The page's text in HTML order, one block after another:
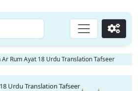
Go
Ar Rum Ayat 18 Urdu Translation Tafseer
Urdu Translation Tafseer